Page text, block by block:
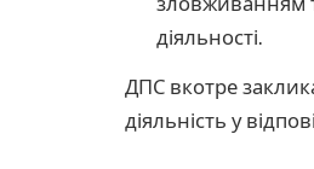
діяльності.
ДПС вкотре
діяльність у